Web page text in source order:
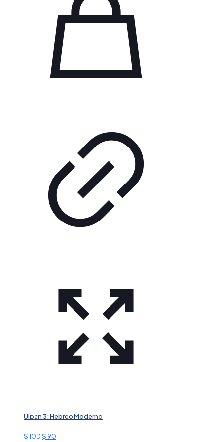
Ulpan 3: Hebreo Moderno
$100El
$ 90